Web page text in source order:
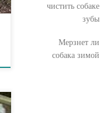
чистить собаке
зубы
Мерзнет ли
собака зимой